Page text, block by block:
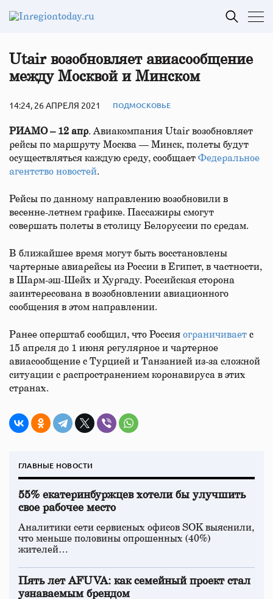
Utair возобновляет авиасообщение
между Москвой и Минском
14:24, 26 АПРЕЛЯ 2021 ПОДМОСКОВЬЕ
РИАМО – 12 апр. Авиакомпания Utair возобновляет
рейсы по маршруту Москва — Минск, полеты будут
осуществляться каждую среду, сообщает Федеральное
агентство новостей.
Рейсы по данному направлению возобновили в
весенне-летнем графике. Пассажиры смогут
совершать полеты в столицу Белоруссии по средам.
В ближайшее время могут быть восстановлены
чартерные авиарейсы из России в Египет, в частности,
в Шарм-эш-Шейх и Хургаду. Российская сторона
заинтересована в возобновлении авиационного
сообщения в этом направлении.
Ранее оперштаб сообщил, что Россия ограничивает с
15 апреля до 1 июня регулярное и чартерное
авиасообщение с Турцией и Танзанией из-за сложной
ситуации с распространением коронавируса в этих
странах.
ГЛАВНЫЕ НОВОСТИ
55% екатеринбуржцев хотели бы улучшить
свое рабочее место
Аналитики сети сервисных офисов SOK выяснили,
что меньше половины опрошенных (40%)
жителей…
Пять лет AFUVA: как семейный проект стал
узнаваемым брендом